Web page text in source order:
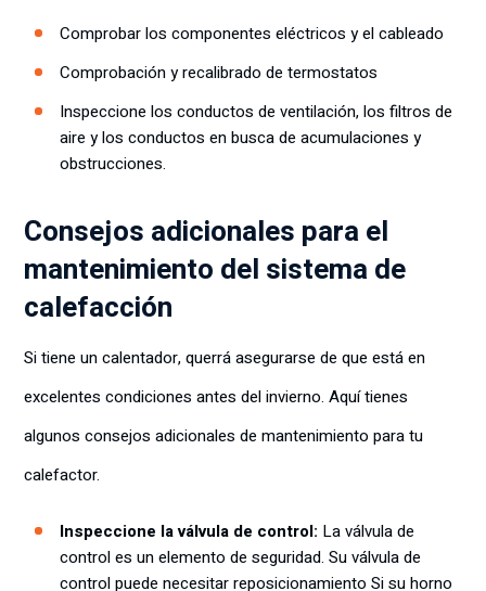
Comprobar los componentes eléctricos y el cableado
Comprobación y recalibrado de termostatos
Inspeccione los conductos de ventilación, los filtros de
aire y los conductos en busca de acumulaciones y
obstrucciones.
Consejos adicionales para el
mantenimiento del sistema de
calefacción
Si tiene un calentador, querrá asegurarse de que está en
excelentes condiciones antes del invierno. Aquí tienes
algunos consejos adicionales de mantenimiento para tu
calefactor.
Inspeccione la válvula de control: La válvula de
control es un elemento de seguridad. Su válvula de
control puede necesitar reposicionamiento Si su horno